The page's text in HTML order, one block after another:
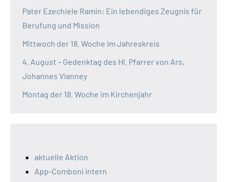
Pater Ezechiele Ramin: Ein lebendiges Zeugnis für
Berufung und Mission
Mittwoch der 18. Woche im Jahreskreis
4. August – Gedenktag des Hl. Pfarrer von Ars,
Johannes Vianney
Montag der 18. Woche im Kirchenjahr
aktuelle Aktion
App-Comboni intern